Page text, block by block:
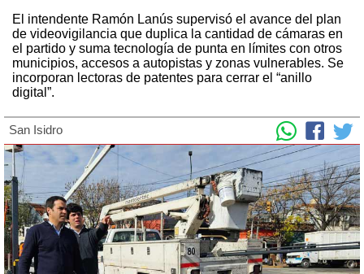
El intendente Ramón Lanús supervisó el avance del plan
de videovigilancia que duplica la cantidad de cámaras en
el partido y suma tecnología de punta en límites con otros
municipios, accesos a autopistas y zonas vulnerables. Se
incorporan lectoras de patentes para cerrar el “anillo
digital”.
San Isidro